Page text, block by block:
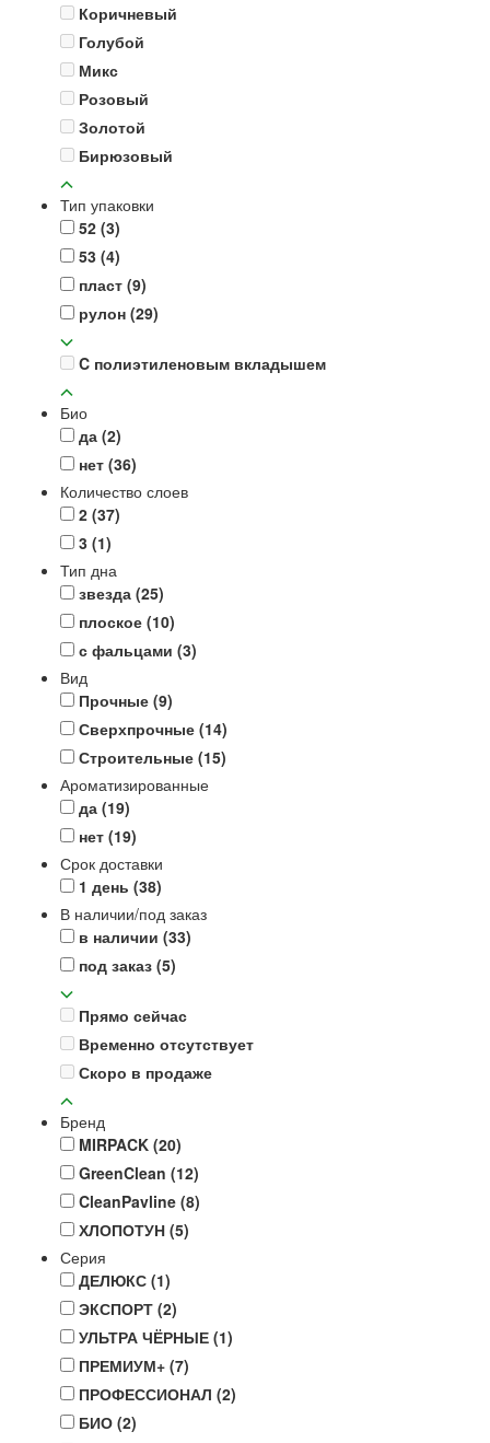
Коричневый
Голубой
Микс
Розовый
Золотой
Бирюзовый
Тип упаковки
52 (3)
53 (4)
пласт (9)
рулон (29)
C полиэтиленовым вкладышем
Био
да (2)
нет (36)
Количество слоев
2 (37)
3 (1)
Тип дна
звезда (25)
плоское (10)
с фальцами (3)
Вид
Прочные (9)
Сверхпрочные (14)
Строительные (15)
Ароматизированные
да (19)
нет (19)
Срок доставки
1 день (38)
В наличии/под заказ
в наличии (33)
под заказ (5)
Прямо сейчас
Временно отсутствует
Скоро в продаже
Бренд
MIRPACK (20)
GreenClean (12)
CleanPavline (8)
ХЛОПОТУН (5)
Серия
ДЕЛЮКС (1)
ЭКСПОРТ (2)
УЛЬТРА ЧЁРНЫЕ (1)
ПРЕМИУМ+ (7)
ПРОФЕССИОНАЛ (2)
БИО (2)